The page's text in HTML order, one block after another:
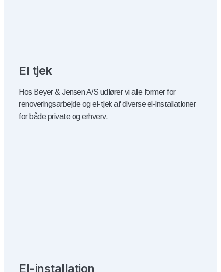
El tjek
​​Hos Beyer & Jensen A/S udfører vi alle former for
renoveringsarbejde og el-tjek af diverse el-installationer
for både private og erhverv.
​El-installation